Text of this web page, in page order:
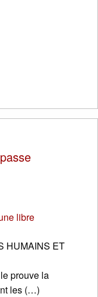
libre
HUMAINS ET
prouve la
les (…)